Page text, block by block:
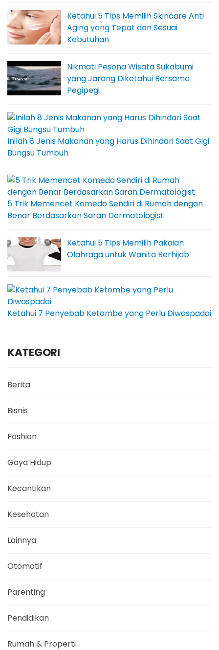
Ketahui 5 Tips Memilih Skincare Anti
Aging yang Tepat dan Sesuai
Kebutuhan
Nikmati Pesona Wisata Sukabumi
yang Jarang Diketahui Bersama
Pegipegi
Inilah 8 Jenis Makanan yang Harus Dihindari Saat Gigi
Bungsu Tumbuh
5 Trik Memencet Komedo Sendiri di Rumah dengan
Benar Berdasarkan Saran Dermatologist
Ketahui 5 Tips Memilih Pakaian
Olahraga untuk Wanita Berhijab
Ketahui 7 Penyebab Ketombe yang Perlu Diwaspadai
KATEGORI
Berita
Bisnis
Fashion
Gaya Hidup
Kecantikan
Kesehatan
Lainnya
Otomotif
Parenting
Pendidikan
Rumah & Properti